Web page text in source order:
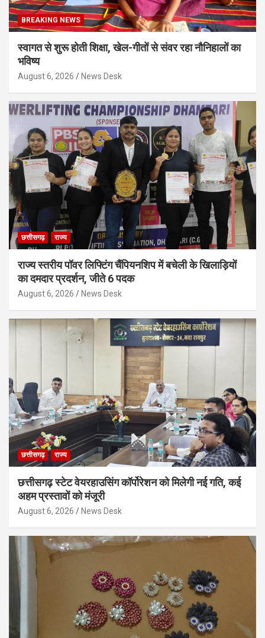
BREAKING NEWS
स्वागत से शुरू होती शिक्षा, खेल-गीतों से संवर रहा नौनिहालों का
भविष्य
August 6, 2026 News Desk
छत्तीसगढ़ राज्य
राज्य स्तरीय पॉवर लिफ्टिंग चैंपियनशिप में बचेली के खिलाड़ियों
का दमदार प्रदर्शन, जीते 6 पदक
August 6, 2026 News Desk
छत्तीसगढ़ राज्य
छत्तीसगढ़ स्टेट वेयरहाउसिंग कॉर्पोरेशन को मिलेगी नई गति, कई
अहम प्रस्तावों को मंजूरी
August 6, 2026 News Desk